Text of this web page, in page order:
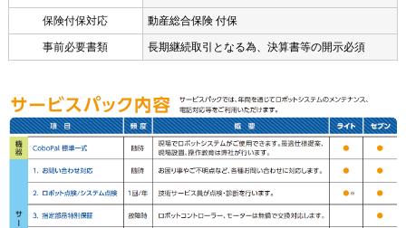
保険付保対応 動産総合保険 付保
事前必要書類 長期継続取引となる為、決算書等の開示必須